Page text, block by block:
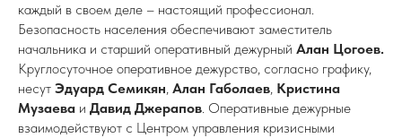
каждый в своем деле – настоящий профессионал.
Безопасность населения обеспечивают заместитель
начальника и старший оперативный дежурный Алан Цогоев.
Круглосуточное оперативное дежурство, согласно графику,
несут Эдуард Семикян, Алан Габолаев, Кристина
Музаева и Давид Джерапов. Оперативные дежурные
взаимодействуют с Центром управления кризисными